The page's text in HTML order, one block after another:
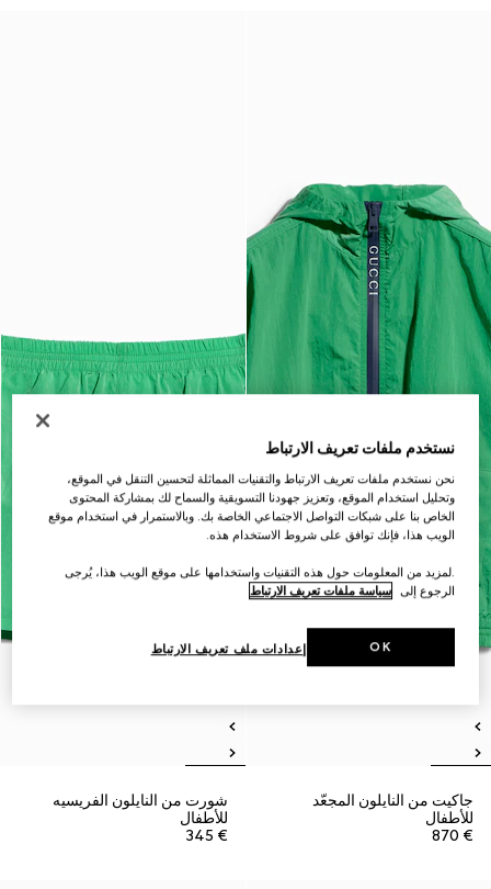
جاكيت من النايلون المجعّد
للأطفال
€ 870
شورت من النايلون الفريسيه
للأطفال
€ 345
نستخدم ملفات تعريف الارتباط
نحن نستخدم ملفات تعريف الارتباط والتقنيات المماثلة لتحسين التنقل في الموقع،
وتحليل استخدام الموقع، وتعزيز جهودنا التسويقية والسماح لك بمشاركة المحتوى
الخاص بنا على شبكات التواصل الاجتماعي الخاصة بك. وبالاستمرار في استخدام موقع
الويب هذا، فإنك توافق على شروط الاستخدام هذه.
.لمزيد من المعلومات حول هذه التقنيات واستخدامها على موقع الويب هذا، يُرجى
الرجوع إلى سياسة ملفات تعريف الارتباط
إعدادات ملف تعريف الارتباط OK